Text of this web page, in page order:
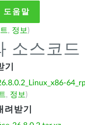
도움말
, 정보 )
소스코드
기
, 정보 )
려받기